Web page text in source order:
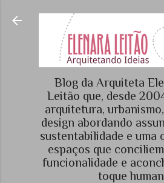
Pular para o
Blog da Arquiteta
Leitão que, desde
arquitetura,
design abordando
sustentabilidade e uma
espaços que
funcionalidade e
toque